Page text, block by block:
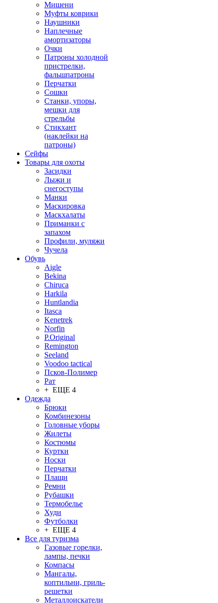
Мишени
Муфты коврики
Наушники
Наплечные
амортизаторы
Очки
Патроны холодной
пристрелки,
фальшпатроны
Перчатки
Сошки
Станки, упоры,
мешки для
стрельбы
Стикхант
(наклейки на
патроны)
Сейфы
Товары для охоты
Засидки
Лыжи и
снегоступы
Манки
Маскировка
Маскхалаты
Приманки с
запахом
Профили, муляжи
Чучела
Обувь
Aigle
Bekina
Chiruсa
Harkila
Huntlandia
Itasca
Kenetrek
Norfin
P.Original
Remington
Seeland
Voodoo tactical
Псков-Полимер
Рат
+ ЕЩЕ 4
Одежда
Брюки
Комбинезоны
Головные уборы
Жилеты
Костюмы
Куртки
Носки
Перчатки
Плащи
Ремни
Рубашки
Термобелье
Худи
Футболки
+ ЕЩЕ 4
Все для туризма
Газовые горелки,
лампы, печки
Компасы
Мангалы,
коптильни, гриль-
решетки
Металлоискатели